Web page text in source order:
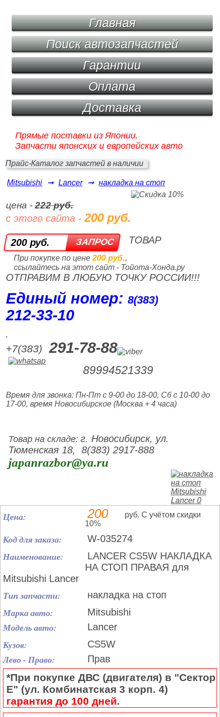
Главная
Поиск автозапчастей
Гарантии
Оплата
Доставка
Прямые поставки из Японии.
Запчасти японских и европейских авто
Прайс-Каталог запчастей в наличии
Mitsubishi ➞ Lancer ➞ накладка на стоп
цена -222 руб.
с этого сайта -200 руб.
200 руб.
При покупке по цене 200 руб.,
ссылайтесь на этот сайт - Тойота-Хонда.ру
ТОВАР
ОТПРАВИМ В ЛЮБУЮ ТОЧКУ РОССИИ!!!
Единый номер:8(383)
212‑33‑10
,
+7(383) 291-78-88
89994521339
Время для звонка: Пн-Пт с 9-00 до 18-00, Сб с 10-00 до
17-00, время Новосибирское (Москва + 4 часа)
Товар на складе:г. Новосибирск, ул.
Тюменская 18, 8(383) 2917-888
japanrazbor@ya.ru
Цена: 200
руб. С учётом скидки
10%
Код для заказа: W-035274
Наименование:
LANCER CS5W НАКЛАДКА
НА СТОП ПРАВАЯ для
Mitsubishi Lancer
Тип запчасти: накладка на стоп
Марка авто: Mitsubishi
Модель авто: Lancer
Кузов: CS5W
Лево - Право: Прав
*При покупке ДВС (двигателя) в "Сектор
Е" (ул. Комбинатская 3 корп. 4)
гарантия до 100 дней.